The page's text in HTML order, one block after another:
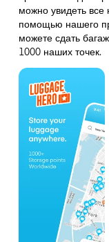
можно увидеть
помощью нашего
можете сдать
1000 наших точек.